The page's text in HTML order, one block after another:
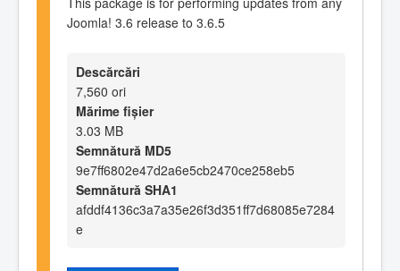
Joomla! 3.6 release to 3.6.5
Descărcări
7,560 ori
Mărime fișier
3.03 MB
Semnătură MD5
9e7ff6802e47d2a6e5cb2470ce258eb5
Semnătură SHA1
afddf4136c3a7a35e26f3d351ff7d68085e7284
e